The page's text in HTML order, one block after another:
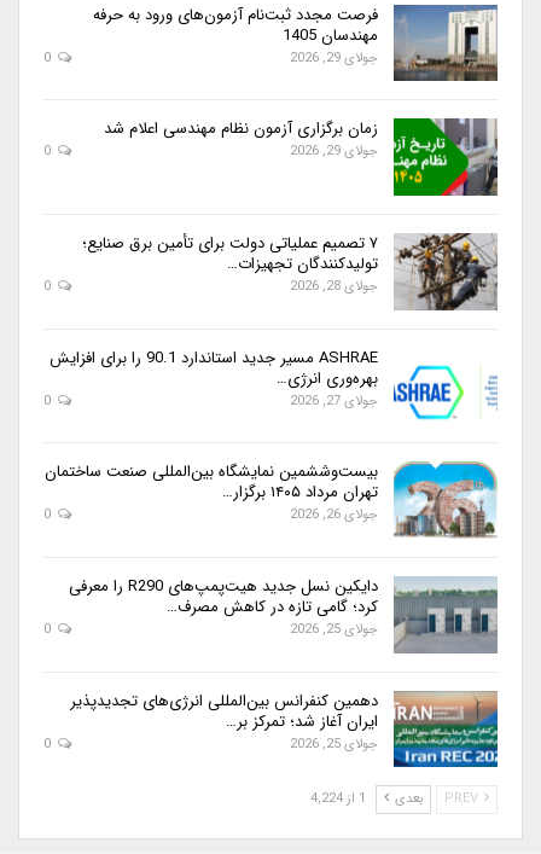
فرصت مجدد ثبت‌نام آزمون‌های ورود به حرفه
مهندسان 1405
جولای 29, 2026
زمان برگزاری آزمون نظام مهندسی اعلام شد
جولای 29, 2026
۷ تصمیم عملیاتی دولت برای تأمین برق صنایع؛
تولیدکنندگان تجهیزات…
جولای 28, 2026
ASHRAE مسیر جدید استاندارد 90.1 را برای افزایش
بهره‌وری انرژی…
جولای 27, 2026
بیست‌وششمین نمایشگاه بین‌المللی صنعت ساختمان
تهران مرداد ۱۴۰۵ برگزار…
جولای 26, 2026
دایکین نسل جدید هیت‌پمپ‌های R290 را معرفی
کرد؛ گامی تازه در کاهش مصرف…
جولای 25, 2026
دهمین کنفرانس بین‌المللی انرژی‌های تجدیدپذیر
ایران آغاز شد؛ تمرکز بر…
جولای 25, 2026
بعدی 1 از 4,224